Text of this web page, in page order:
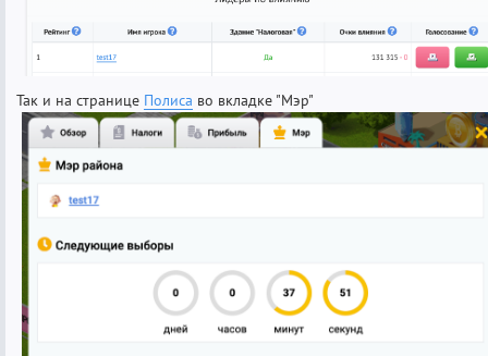
Так и на странице Полиса во вкладке "Мэр"